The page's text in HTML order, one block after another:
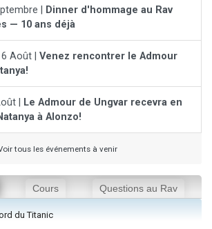
|
Dinner d'hommage au Rav
— 10 ans déjà
Août | Venez rencontrer le Admour
|
Le Admour de Ungvar recevra en
à Alonzo!
tous les événements à venir
Cours Questions au Rav
du Titanic